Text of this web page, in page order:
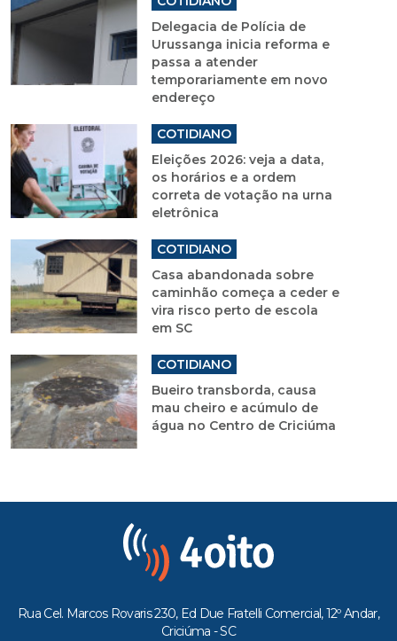
Delegacia de Polícia de
Urussanga inicia reforma e
passa a atender
temporariamente em novo
endereço
COTIDIANO
Eleições 2026: veja a data,
os horários e a ordem
correta de votação na urna
eletrônica
COTIDIANO
Casa abandonada sobre
caminhão começa a ceder e
vira risco perto de escola
em SC
COTIDIANO
Bueiro transborda, causa
mau cheiro e acúmulo de
água no Centro de Criciúma
Rua Cel. Marcos Rovaris 230, Ed Due Fratelli Comercial, 12º Andar,
Criciúma - SC